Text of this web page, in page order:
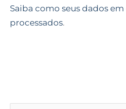
Saiba como seus dados
processados.